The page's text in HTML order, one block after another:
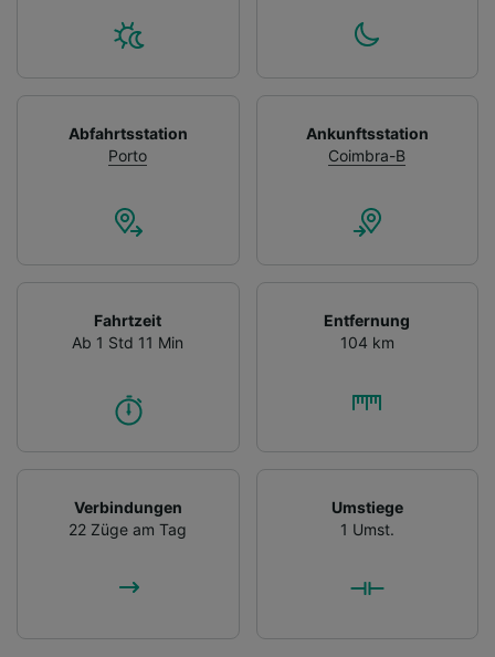
Abfahrtsstation
Porto
Ankunftsstation
Coimbra-B
Fahrtzeit
Ab 1 Std 11 Min
Entfernung
104 km
Verbindungen
22 Züge am Tag
Umstiege
1 Umst.